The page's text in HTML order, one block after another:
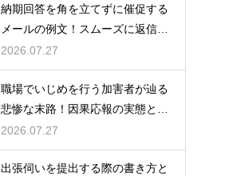
納期回答を角を立てずに催促する
メールの例文！スムーズに返信を
もらう術
2026.07.27
職場でいじめを行う加害者が辿る
悲惨な末路！因果応報の実態と身
の守り方
2026.07.27
出張伺いを提出する際の書き方と